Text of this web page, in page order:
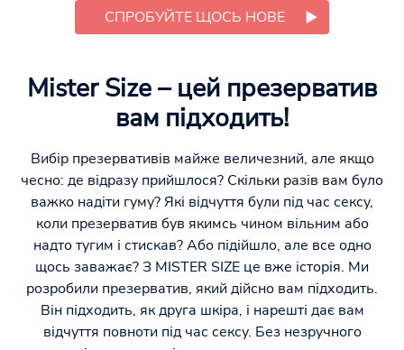
СПРОБУЙТЕ ЩОСЬ НОВЕ
Mister Size – цей презерватив
вам підходить!
Вибір презервативів майже величезний, але якщо
чесно: де відразу прийшлося? Скільки разів вам було
важко надіти гуму? Які відчуття були під час сексу,
коли презерватив був якимсь чином вільним або
надто тугим і стискав? Або підійшло, але все одно
щось заважає? З MISTER SIZE це вже історія. Ми
розробили презерватив, який дійсно вам підходить.
Він підходить, як друга шкіра, і нарешті дає вам
відчуття повноти під час сексу. Без незручного